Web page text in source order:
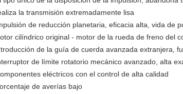
la transmisión extremadamente lisa
de reducción planetaria, eficacia alta, vida de
cilíndrico original - motor de la rueda de freno del
de la guía de cuerda avanzada extranjera,
de límite rotatorio mecánico avanzado, alta
eléctricos con el control de alta calidad
de averías bajo